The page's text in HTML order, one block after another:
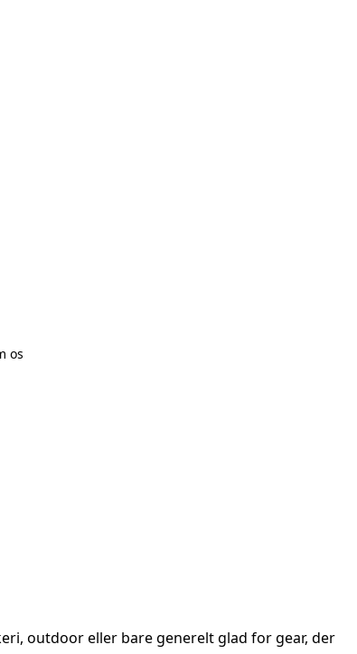
os
outdoor eller bare generelt glad for gear, der